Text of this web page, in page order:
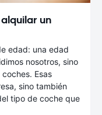
un
edad: una edad
nosotros, sino
Esas
sino también
tipo de coche que